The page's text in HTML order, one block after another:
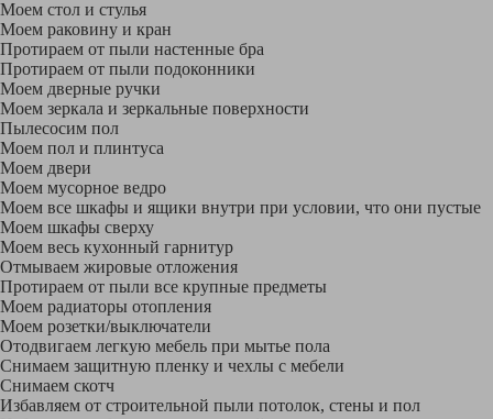
Моем стол и стулья
Моем раковину и кран
Протираем от пыли настенные бра
Протираем от пыли подоконники
Моем дверные ручки
Моем зеркала и зеркальные поверхности
Пылесосим пол
Моем пол и плинтуса
Моем двери
Моем мусорное ведро
Моем все шкафы и ящики внутри при условии, что они пустые
Моем шкафы сверху
Моем весь кухонный гарнитур
Отмываем жировые отложения
Протираем от пыли все крупные предметы
Моем радиаторы отопления
Моем розетки/выключатели
Отодвигаем легкую мебель при мытье пола
Снимаем защитную пленку и чехлы с мебели
Снимаем скотч
Избавляем от строительной пыли потолок, стены и пол